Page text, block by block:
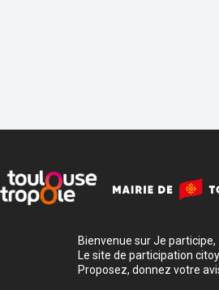
Bienvenue sur Je participe,
Le site de participation
Proposez, donnez votre